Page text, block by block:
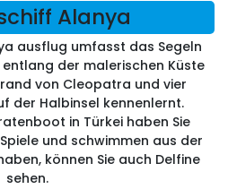
Alanya
ausflug umfasst das Segeln
der malerischen Küste
von Cleopatra und vier
der Halbinsel kennenlernt.
in Türkei haben Sie
und schwimmen aus der
können Sie auch Delfine
sehen.